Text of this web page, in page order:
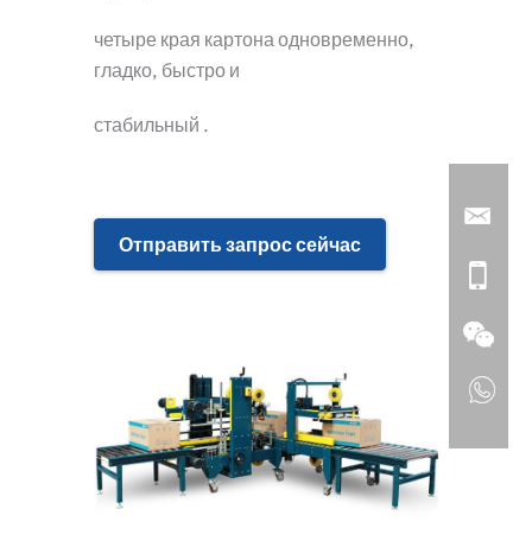
четыре края картона одновременно,
гладко, быстро и
стабильный .
Отправить запрос сейчас